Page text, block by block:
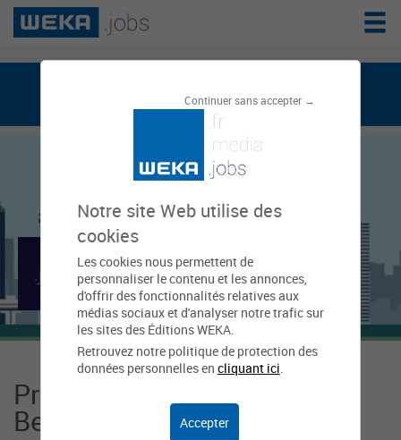
Continuer sans accepter →
Notre site Web utilise des
cookies
Les cookies nous permettent de
personnaliser le contenu et les annonces,
d'offrir des fonctionnalités relatives aux
médias sociaux et d'analyser notre trafic sur
les sites des Éditions WEKA.
Retrouvez notre politique de protection des
données personnelles en cliquant ici.
Accepter
weka.jobs, le réseau de l'emploi public
Mairie de Beignon
Présentation Mairie de
Beignon